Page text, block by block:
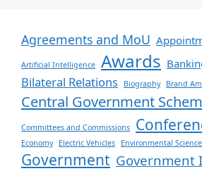
Agreements and MoU
Artificial Intelligence Awards
Bilateral Relations Biography Brand
Central Government
Committees and Commissions
Economy Electric Vehicles Environmental Science
Government Government